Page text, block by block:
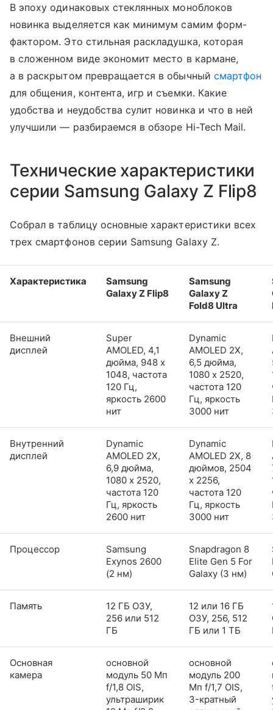
В эпоху одинаковых стеклянных моноблоков
новинка выделяется как минимум самим форм-
фактором. Это стильная раскладушка, которая
в сложенном виде экономит место в кармане,
а в раскрытом превращается в обычный смартфон
для общения, контента, игр и съемки. Какие
удобства и неудобства сулит новинка и что в ней
улучшили — разбираемся в обзоре Hi-Tech Mail.
Технические характеристики
серии Samsung Galaxy Z Flip8
Собрал в таблицу основные характеристики всех
трех смартфонов серии Samsung Galaxy Z.
Характеристика
Samsung
Galaxy Z Flip8
Samsung
Galaxy Z
Fold8 Ultra
Внешний
дисплей
Super
AMOLED, 4,1
дюйма, 948 x
1048, частота
120 Гц,
яркость 2600
нит
Dynamic
AMOLED 2X,
6,5 дюйма,
1080 x 2520,
частота 120
Гц, яркость
3000 нит
Внутренний
дисплей
Dynamic
AMOLED 2X,
6,9 дюйма,
1080 x 2520,
частота 120
Гц, яркость
2600 нит
Dynamic
AMOLED 2X, 8
дюймов, 2504
x 2256,
частота 120
Гц, яркость
3000 нит
Процессор
Samsung
Exynos 2600
(2 нм)
Snapdragon 8
Elite Gen 5 For
Galaxy (3 нм)
Память
12 ГБ ОЗУ,
256 или 512
ГБ
12 или 16 ГБ
ОЗУ, 256, 512
ГБ или 1 ТБ
Основная
камера
основной
модуль 50 Мп
f/1,8 OIS,
ультраширик
основной
модуль 200
Мп f/1,7 OIS,
3-кратный